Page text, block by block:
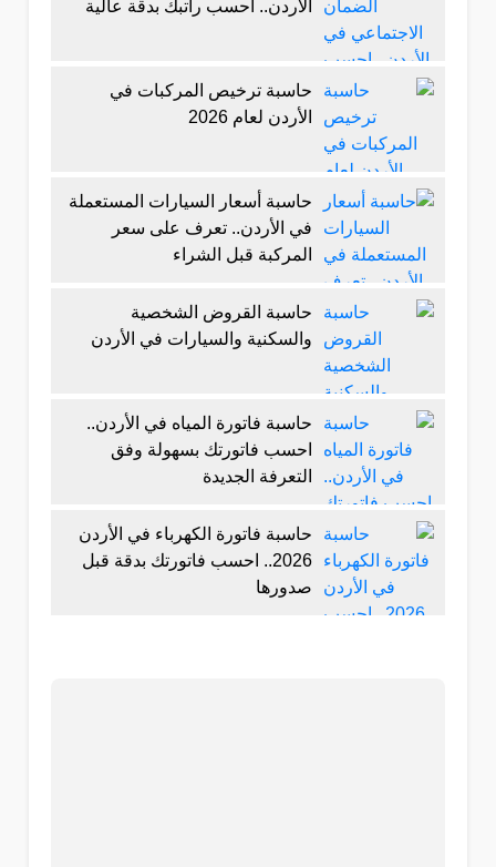
الأردن.. احسب راتبك بدقة عالية
حاسبة ترخيص المركبات في
الأردن لعام 2026
حاسبة أسعار السيارات المستعملة
في الأردن.. تعرف على سعر
المركبة قبل الشراء
حاسبة القروض الشخصية
والسكنية والسيارات في الأردن
حاسبة فاتورة المياه في الأردن..
احسب فاتورتك بسهولة وفق
التعرفة الجديدة
حاسبة فاتورة الكهرباء في الأردن
2026.. احسب فاتورتك بدقة قبل
صدورها